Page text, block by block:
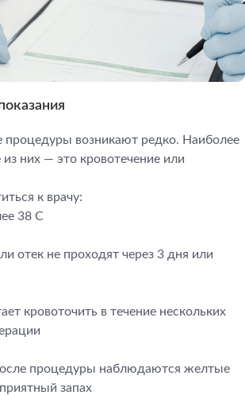
возникают редко. Наиболее
них — это кровотечение или
к врачу:
38 С
отек не проходят через 3 дня или
кровоточить в течение нескольких
процедуры наблюдаются желтые
запах